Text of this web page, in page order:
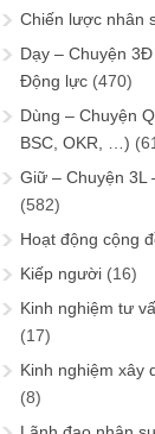
Chiến lược nhân
Dạy – Chuyện
Động lực (470)
Dùng – Chuyện
BSC, OKR, …)
Giữ – Chuyện 3L
(582)
Hoạt động cộng
Kiếp người (16)
Kinh nghiệm tư
(17)
Kinh nghiệm xây
(8)